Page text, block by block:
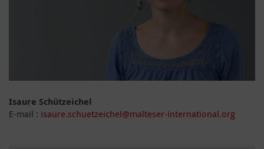
Isaure Schützeichel
E-mail : isaure.schuetzeichel@malteser-international.org